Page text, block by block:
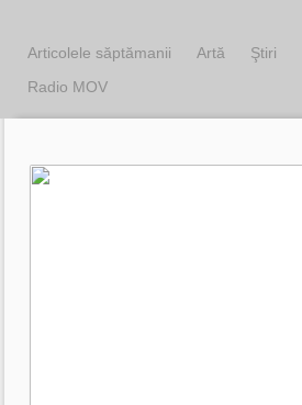
Articolele săptămanii Artă Ştiri
Radio MOV